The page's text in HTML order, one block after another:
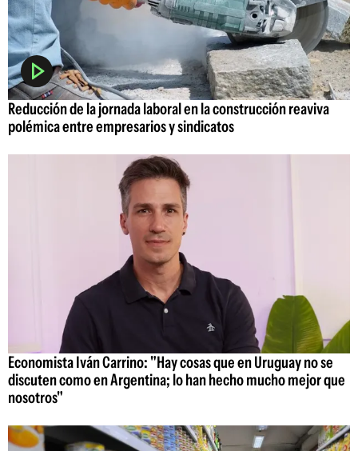
Reducción de la jornada laboral en la construcción reaviva
polémica entre empresarios y sindicatos
Economista Iván Carrino: "Hay cosas que en Uruguay no se
discuten como en Argentina; lo han hecho mucho mejor que
nosotros"